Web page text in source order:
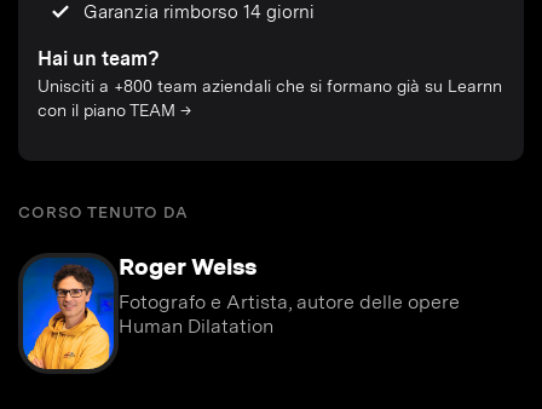
Garanzia rimborso 14 giorni
Hai un team?
Unisciti a +800 team aziendali che si formano già su Learnn
con il piano TEAM →
CORSO TENUTO DA
Roger Weiss
Fotografo e Artista, autore delle opere
Human Dilatation